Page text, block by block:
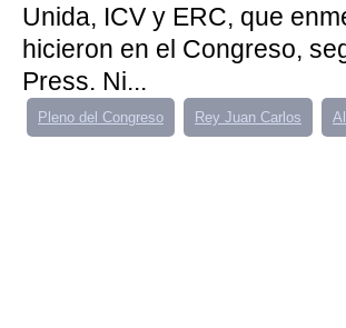
Unida, ICV y ERC, que
hicieron en el Congreso,
Press. Ni...
Pleno del Congreso Rey Juan Carlos